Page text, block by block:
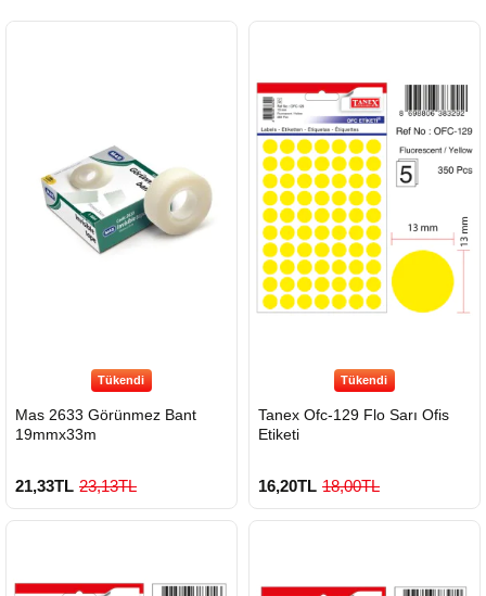
Tükendi
Mas 2633 Görünmez Bant
19mmx33m
21,33TL 23,13TL
Tükendi
Tanex Ofc-129 Flo Sarı Ofis
Etiketi
16,20TL 18,00TL